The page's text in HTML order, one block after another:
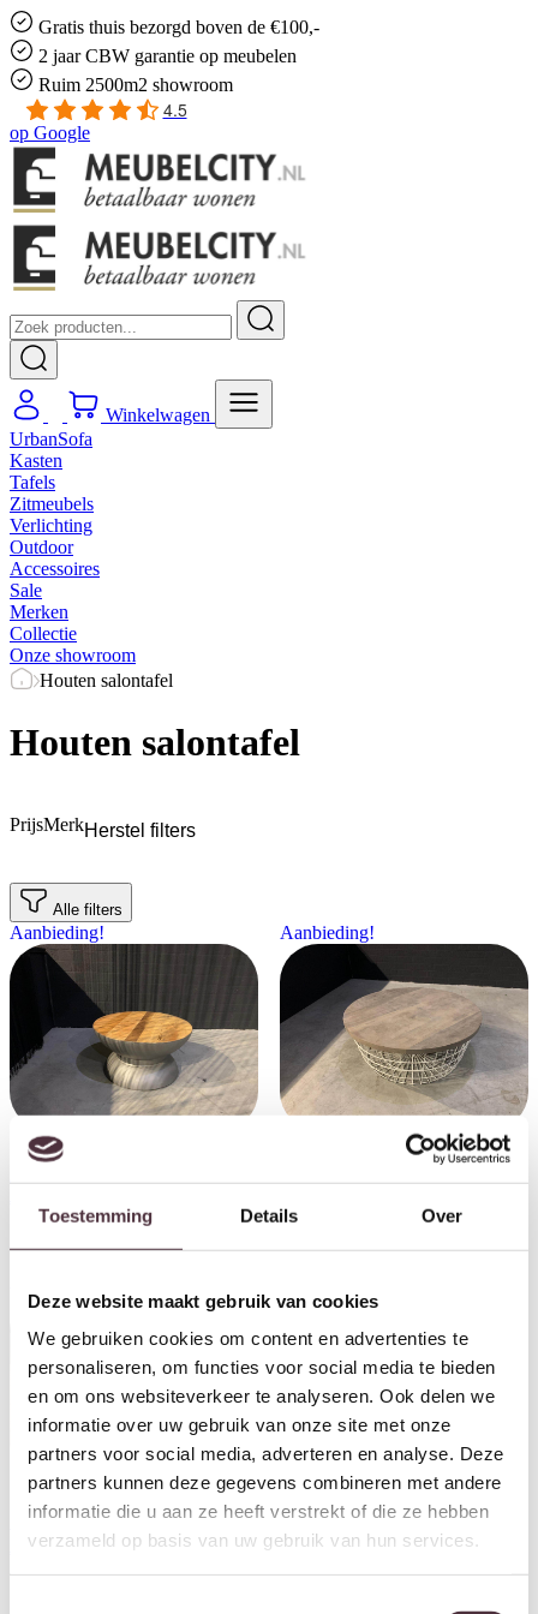
Toestemming Details Over
Deze website maakt gebruik van cookies
We gebruiken cookies om content en advertenties te
personaliseren, om functies voor social media te bieden
en om ons websiteverkeer te analyseren. Ook delen we
informatie over uw gebruik van onze site met onze
partners voor social media, adverteren en analyse. Deze
partners kunnen deze gegevens combineren met andere
informatie die u aan ze heeft verstrekt of die ze hebben
verzameld op basis van uw gebruik van hun services.
Gratis thuis bezorgd boven de €100,-
2 jaar CBW garantie op meubelen
Ruim 2500m2 showroom
4.5
op Google
Winkelwagen
UrbanSofa
Kasten
Tafels
Zitmeubels
Verlichting
Outdoor
Accessoires
Sale
Merken
Collectie
Onze showroom
Houten salontafel
Houten salontafel
PrijsMerkHerstel filters
Alle filters
Aanbieding!
SHOWMODEL salontafel rond
60 cm houten blad
Aanbieding!
SHOWMODEL salontafel rond
90 cm houten blad
SHOWMODEL salontafel
vierkant 86 cm
599,00 Oorspronkelijke prijs was: €599,00.
€299,00Huidige prijs is: €299,00.
SHOWMODEL salontafel rond
70 cm houten blad
€319,00 Oorspronkelijke prijs
€ 159,00Huidige prijs is: